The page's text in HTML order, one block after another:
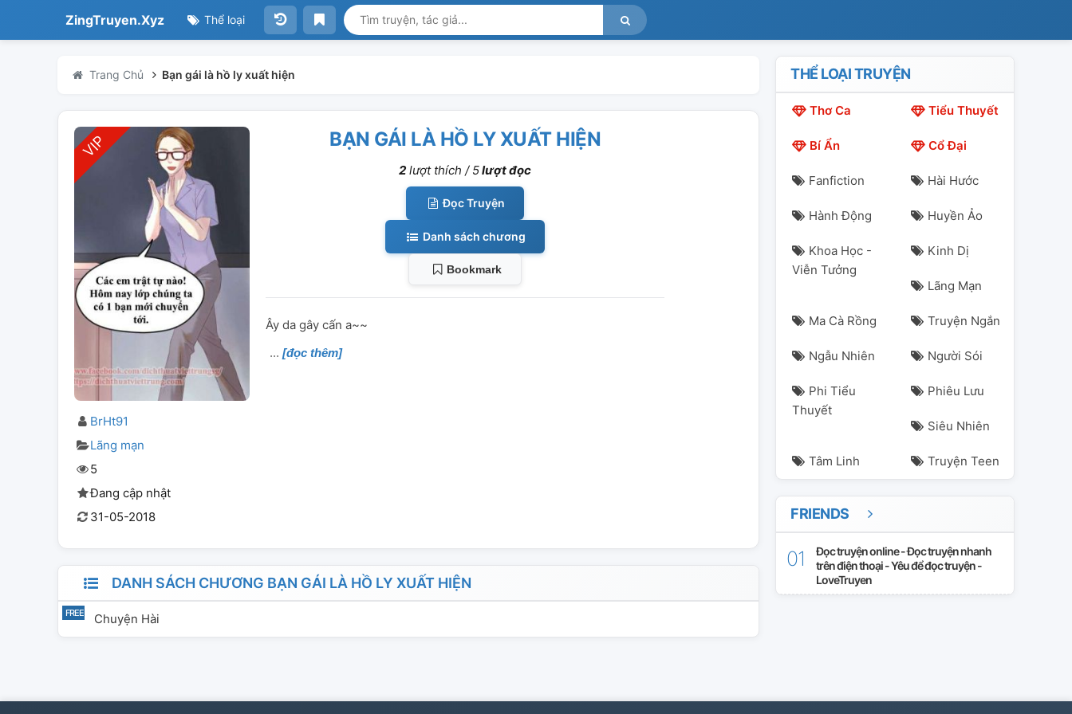
ZingTruyen.Xyz Thể loại
Trang Chủ Bạn gái là hồ ly xuất hiện
BrHt91
Lãng mạn
5
Đang cập nhật
31-05-2018
BẠN GÁI LÀ HỒ LY XUẤT HIỆN
2 lượt thích / 5lượt đọc
Đọc Truyện
Danh sách chương
Bookmark
Ây da gây cấn a~~
[đọc thêm]
DANH SÁCH CHƯƠNG BẠN GÁI LÀ HỒ LY XUẤT HIỆN
Chuyện Hài
THỂ LOẠI TRUYỆN
Thơ Ca Tiểu Thuyết
Bí Ẩn Cổ Đại
Fanfiction Hài Hước
Hành Động Huyền Ảo
Khoa Học -
Viễn Tưởng
Kinh Dị
Lãng Mạn
Ma Cà Rồng Truyện Ngắn
Ngẫu Nhiên Người Sói
Phi Tiểu
Thuyết
Phiêu Lưu
Siêu Nhiên
Tâm Linh Truyện Teen
FRIENDS
Đọc truyện online - Đọc truyện nhanh
trên điện thoại - Yêu để đọc truyện -
LoveTruyen